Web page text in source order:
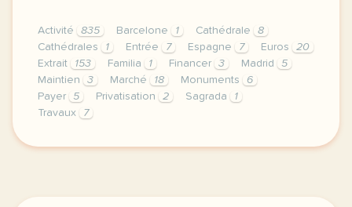
Activité 835 Barcelone 1 Cathédrale
8
Cathédrales
1 Entrée 7 Espagne 7 Euros
20
Extrait
153 Familia 1 Financer 3 Madrid
5
Maintien
3 Marché 18 Monuments
6
Payer
5 Privatisation 2 Sagrada
1
Travaux
7
exercice b1 faut il faire payer l entree des